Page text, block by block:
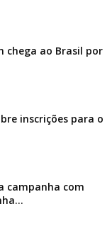
chega ao Brasil por
inscrições para o
campanha com